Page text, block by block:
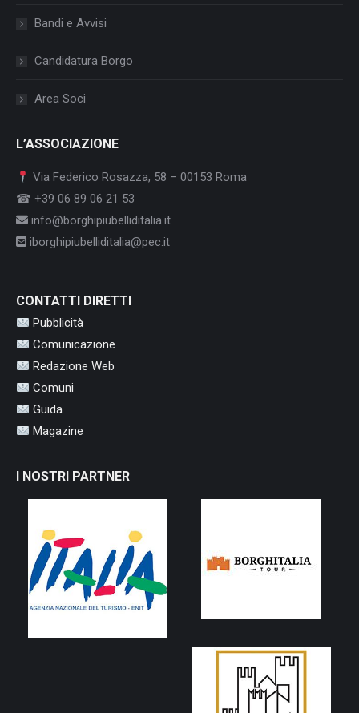
Bandi e Avvisi
Candidatura Borgo
Area Soci
L’ASSOCIAZIONE
Via Federico Rosazza, 58 – 00153 Roma
☎ +39 06 89 06 21 53
info@borghipiubelliditalia.it
iborghipiubelliditalia@pec.it
CONTATTI DIRETTI
Pubblicità
Comunicazione
Redazione Web
Comuni
Guida
Magazine
I NOSTRI PARTNER